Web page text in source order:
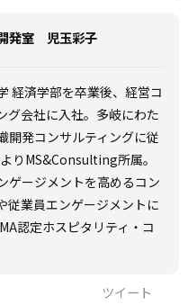
発室 児玉彩子
経済学部を卒業後、経営コ
グ会社に入社。多岐にわた
開発コンサルティングに従
りMS&Consulting所属。
ゲージメントを高めるコン
従業員エンゲージメントに
認定ホスピタリティ・コ
ツイート